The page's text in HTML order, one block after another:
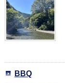
BBQ